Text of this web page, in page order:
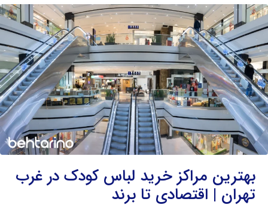
بهترین مراکز خرید لباس کودک در غرب
تهران | اقتصادی تا برند
بهترین
مراکز
خرید
لباس
کودک
در
غرب
تهران
|
اقتصادی
تا
برند